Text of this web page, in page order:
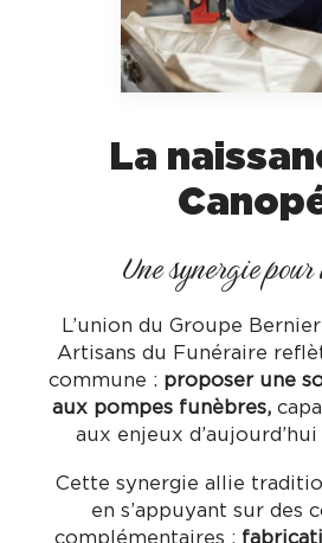
La
Une synergie
L’union du Groupe
Artisans du Funéraire
commune : proposer une
aux pompes funèbres,
aux enjeux
Cette synergie allie
en s’appuyant sur des
complémentaires :